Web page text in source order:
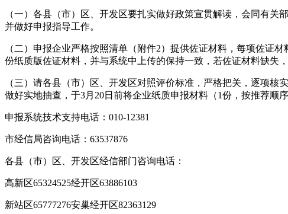
（一）各县（市）区、开发区要扎实做好政策宣贯解读，会同有
并做好申报指导工作。
（二）申报企业严格按照清单（附件2）提供佐证材料，每项佐证
份纸质版佐证材料，并与系统中上传的保持一致，若佐证材料缺失
（三）请各县（市）区、开发区对照评价标准，严格把关，逐项
做好实地抽查，于3月20日前将企业纸质申报材料（1份，按推荐顺
申报系统技术支持电话：010-12381
市经信局咨询电话：63537876
各县（市）区、开发区经信部门咨询电话：
高新区65324525经开区63886103
新站区65777276安巢经开区82363129